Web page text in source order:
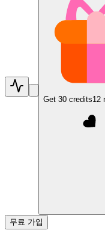
Get 30 credits12
무료 가입